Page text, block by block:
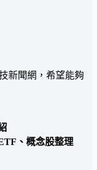
新聞網，希望能夠
、概念股整理